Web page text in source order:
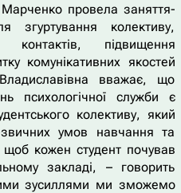
Марченко провела заняття-
колективу,
контактів, підвищення
комунікативних якостей
вважає, що
психологічної служби є
колективу, який
умов навчання та
кожен студент почував
закладі, – говорить
зусиллями ми зможемо